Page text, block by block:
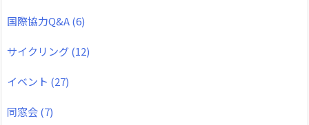
国際協力Q&A(6)
サイクリング(12)
イベント (27)
同窓会(7)